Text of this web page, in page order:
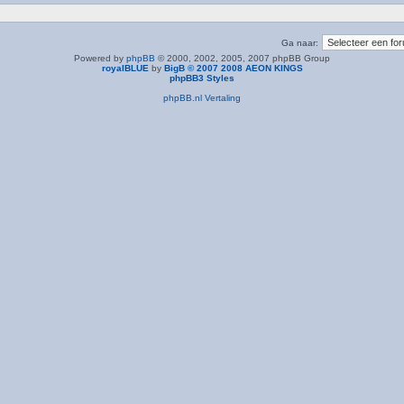
Ga naar:
Powered by phpBB © 2000, 2002, 2005, 2007 phpBB Group
royalBLUE by BigB © 2007 2008 AEON KINGS
phpBB3 Styles
phpBB.nl Vertaling